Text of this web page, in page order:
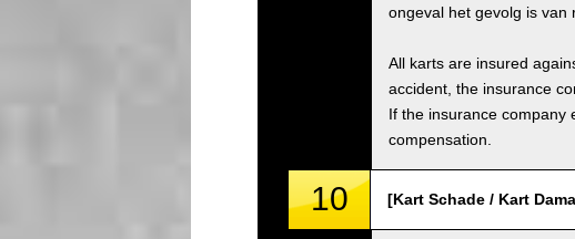
ongeval het gevolg is van
All karts are insured
accident, the insurance
If the insurance company
compensation.
10 [Kart Schade / Kart